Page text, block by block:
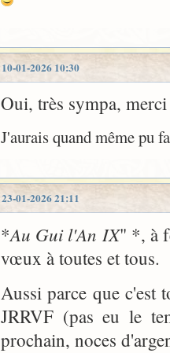
10-01-2026 10:30
Oui, très sympa,
J'aurais quand même pu
23-01-2026 21:11
*Au Gui l'An IX" *, à
vœux à toutes et tous.
Aussi parce que c'est
JRRVF (pas eu le
prochain, noces